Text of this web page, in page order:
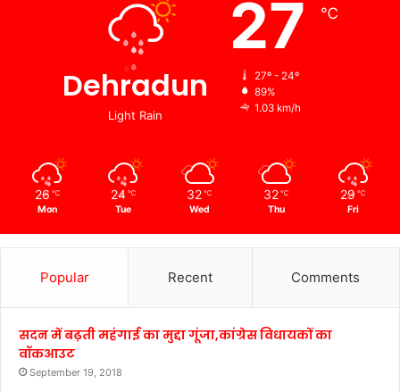
Dehradun
Light Rain
27 ℃
27º - 24º
89%
1.03 km/h
26 ℃
Mon
24 ℃
Tue
32 ℃
Wed
32 ℃
Thu
29 ℃
Fri
Popular Recent Comments
सदन में बढ़ती महंगाई का मुद्दा गूंजा,कांग्रेस विधायकों का
वॉकआउट
September 19, 2018